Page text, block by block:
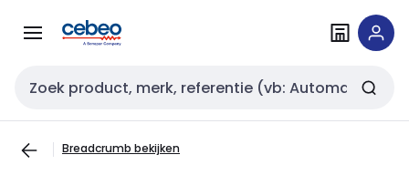
naar
naar
Zoekveld invoer
Breadcrumb bekijken